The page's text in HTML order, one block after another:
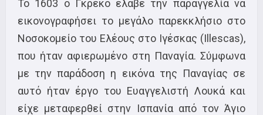
Το 1603 ο Γκρέκο έλαβε την παραγγελία να
εικονογραφήσει το μεγάλο παρεκκλήσιο στο
Νοσοκομείο του Ελέους στο Ιγέσκας (Illescas),
που ήταν αφιερωμένο στη Παναγία. Σύμφωνα
με την παράδοση η εικόνα της Παναγίας σε
αυτό ήταν έργο του Ευαγγελιστή Λουκά και
είχε μεταφερθεί στην Ισπανία από τον Άγιο